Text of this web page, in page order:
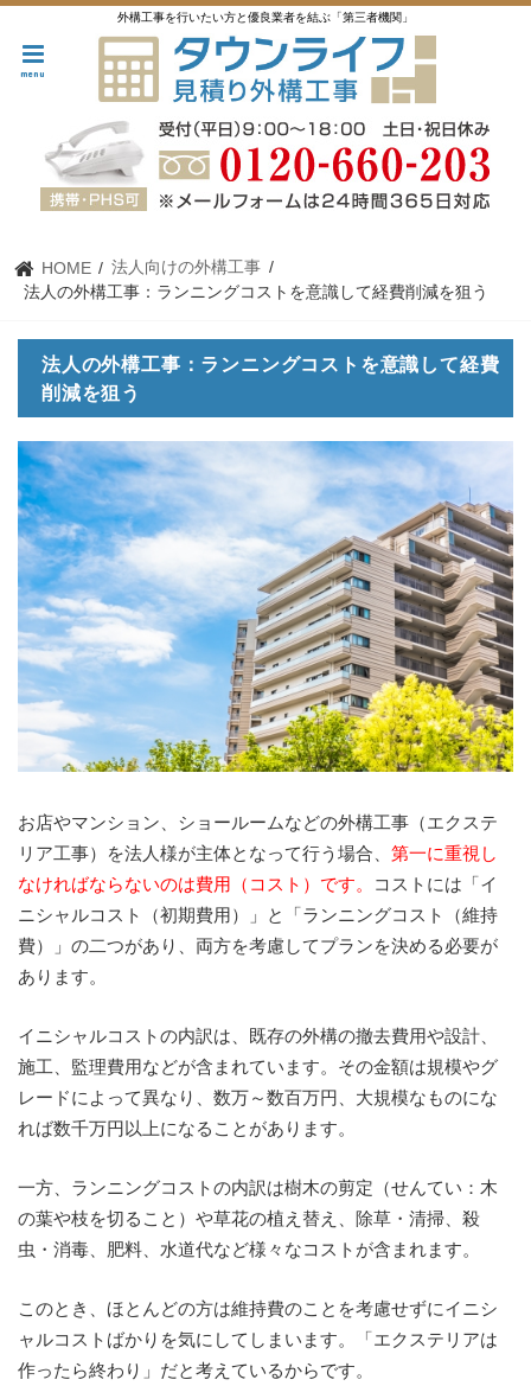
外構工事を行いたい方と優良業者を結ぶ「第三者機関」
menu
HOME
法人向けの外構工事
法人の外構工事：ランニングコストを意識して経費削減を狙う
法人の外構工事：ランニングコストを意識して経費
削減を狙う
お店やマンション、ショールームなどの外構工事（エクステ
リア工事）を法人様が主体となって行う場合、 第一に重視し
なければならないのは費用（コスト）です。
コストには「イ
ニシャルコスト（初期費用）」と「ランニングコスト（維持
費）」の二つがあり、両方を考慮してプランを決める必要が
あります。
イニシャルコストの内訳は、既存の外構の撤去費用や設計、
施工、監理費用などが含まれています。その金額は規模やグ
レードによって異なり、数万～数百万円、大規模なものにな
れば数千万円以上になることがあります。
一方、ランニングコストの内訳は樹木の剪定（せんてい：木
の葉や枝を切ること）や草花の植え替え、除草・清掃、殺
虫・消毒、肥料、水道代など様々なコストが含まれます。
このとき、ほとんどの方は維持費のことを考慮せずにイニシ
ャルコストばかりを気にしてしまいます。「エクステリアは
作ったら終わり」だと考えているからです。